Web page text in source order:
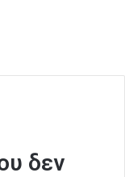
δεν